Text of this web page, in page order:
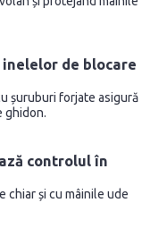
de blocare
șuruburi forjate asigură
ghidon.
controlul în
chiar și cu mâinile ude